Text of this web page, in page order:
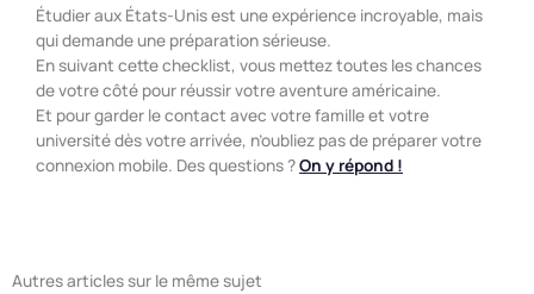
Étudier aux États-Unis est une expérience incroyable, mais
qui demande une préparation sérieuse.
En suivant cette checklist, vous mettez toutes les chances
de votre côté pour réussir votre aventure américaine.
Et pour garder le contact avec votre famille et votre
université dès votre arrivée, n’oubliez pas de préparer votre
connexion mobile. Des questions ?On y répond !
Autres articles sur le même sujet